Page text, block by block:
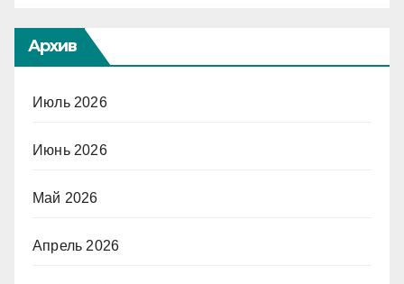
Архив
Июль 2026
Июнь 2026
Май 2026
Апрель 2026